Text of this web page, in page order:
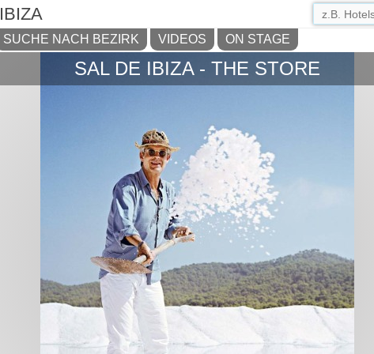
IBIZA
SUCHE NACH BEZIRK VIDEOS ON STAGE
SAL DE IBIZA - THE STORE